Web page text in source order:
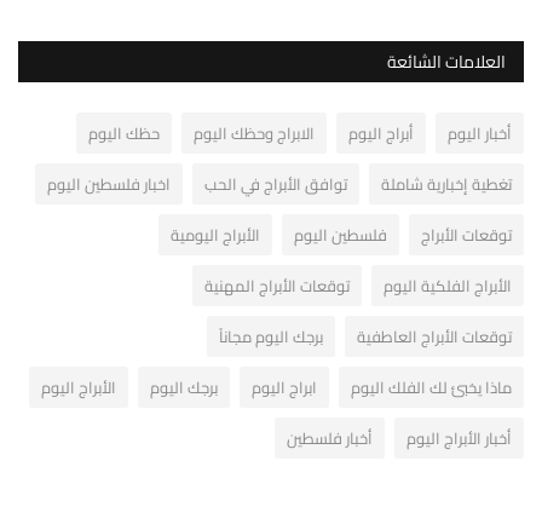
العلامات الشائعة
أخبار اليوم أبراج اليوم الابراج وحظك اليوم
حظك اليوم
تغطية إخبارية شاملة
توافق الأبراج في الحب
اخبار فلسطين اليوم
توقعات الأبراج
فلسطين اليوم
الأبراج اليومية
الأبراج الفلكية اليوم
توقعات الأبراج المهنية
توقعات الأبراج العاطفية
برجك اليوم مجاناً
ماذا يخبئ لك الفلك اليوم
ابراج اليوم برجك اليوم
الأبراج اليوم
أخبار الأبراج اليوم
أخبار فلسطين